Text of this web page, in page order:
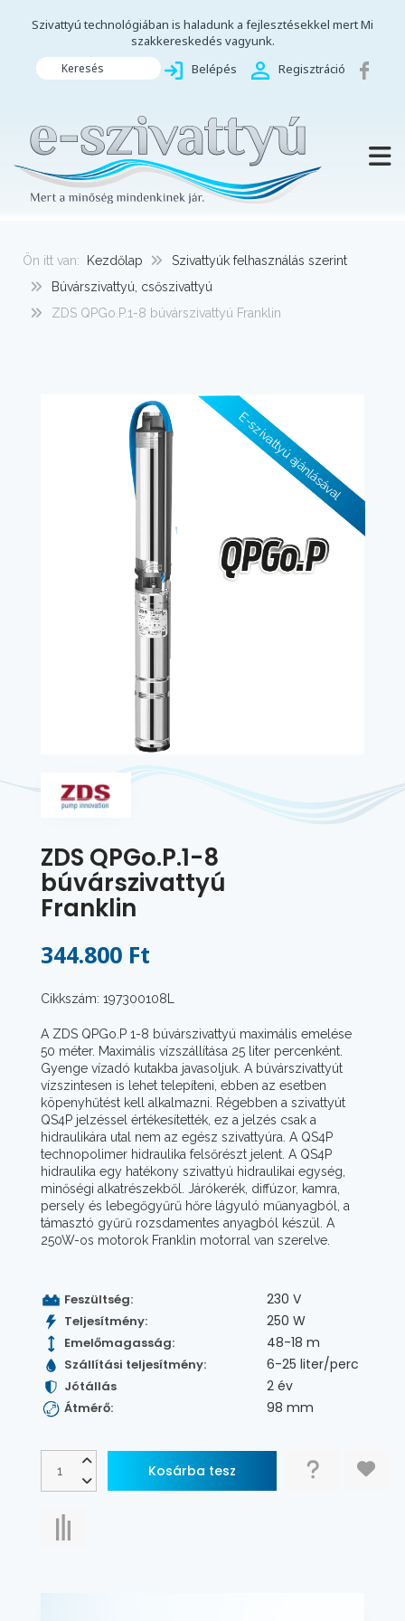
Szivattyú technológiában is haladunk a fejlesztésekkel mert Mi
szakkereskedés vagyunk.
Keresés Belépés Regisztráció
Ön itt van: Kezdőlap
Szivattyúk felhasználás szerint
Búvárszivattyú, csőszivattyú
ZDS QPGo.P.1-8 búvárszivattyú Franklin
E-szivattyú ajánlásával
ZDS QPGo.P.1-8
búvárszivattyú
Franklin
344.800 Ft
Cikkszám: 197300108L
A ZDS QPGo.P 1-8 búvárszivattyú maximális emelése
50 méter. Maximális vízszállítása 25 liter percenként.
Gyenge vízadó kutakba javasoljuk. A búvárszivattyút
vízszintesen is lehet telepíteni, ebben az esetben
köpenyhűtést kell alkalmazni. Régebben a szivattyút
QS4P jelzéssel értékesítették, ez a jelzés csak a
hidraulikára utal nem az egész szivattyúra. A QS4P
technopolimer hidraulika felsőrészt jelent. A QS4P
hidraulika egy hatékony szivattyú hidraulikai egység,
minőségi alkatrészekből. Járókerék, diffúzor, kamra,
persely és lebegőgyűrű hőre lágyuló műanyagból, a
támasztó gyűrű rozsdamentes anyagból készül. A
250W-os motorok Franklin motorral van szerelve.
Feszültség: 230 V
Teljesítmény: 250 W
Emelőmagasság: 48-18 m
Szállítási teljesítmény: 6-25 liter/perc
Jótállás 2 év
Átmérő: 98 mm